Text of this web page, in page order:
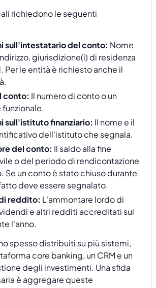
richiedono le seguenti
sull'intestatario del conto: Nome
giurisdizione(i) di residenza
Per le entità è richiesto anche il
conto: Il numero di conto o un
sull'istituto finanziario: Il nome e il
dell'istituto che segnala.
del conto: Il saldo alla fine
o del periodo di rendicontazione
Se un conto è stato chiuso durante
deve essere segnalato.
reddito: L'ammontare lordo di
e altri redditi accreditati sul
l'anno.
spesso distribuiti su più sistemi,
core banking, un CRM e un
degli investimenti. Una sfida
è aggregare queste